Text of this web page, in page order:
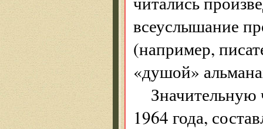
всеуслышание
(например,
«душой»
Значительную
1964 года,